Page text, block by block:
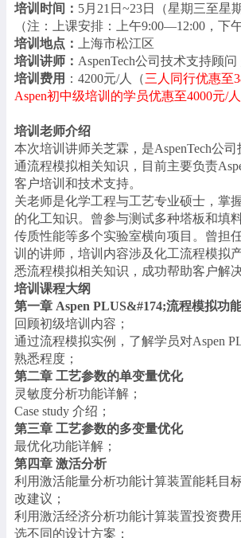
培训时间： 5月21日~23日（星期三至星
（注：上课安排：上午9:00—12:00，下
培训地点：
上海市松江区
培训讲师： AspenTech公司技术支持顾问
培训费用 ：4200元/人（三人同行优惠至
Aspen初中级培训的学员优惠至4000元/人
培训老师介绍
本次培训讲师关芝霖，是AspenTech公
通流程模拟相关知识，目前主要负责
客户培训和技术支持。
关老师是化学工程与工艺专业硕士，掌
的化工知识。曾参与测试多种塔板和填
传质性能等多个实验室横向项目。曾担
训的讲师，培训内容涉及化工流程模拟
悉流程模拟相关知识，成功帮助客户解
培训课程大纲
第一章 Aspen PLUS&#174;流程模拟功
回顾初级培训内容；
通过流程模拟实例，了解学员对Aspen
熟悉程度；
第二章 工艺参数的单变量优化
灵敏度分析功能详解；
Case study 介绍；
第三章 工艺参数的多变量优化
最优化功能详解；
第四章 激活分析
利用激活能量分析功能计算装置能耗目
改建议；
利用激活经济分析功能计算装置投资费
选不同的设计方案；